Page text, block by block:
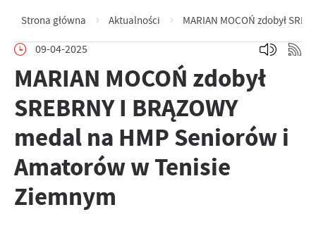
Strona główna Aktualności MARIAN MOCOŃ zdobył
09-04-2025
MARIAN MOCOŃ zdobył
SREBRNY I BRĄZOWY
medal na HMP Seniorów i
Amatorów w Tenisie
Ziemnym